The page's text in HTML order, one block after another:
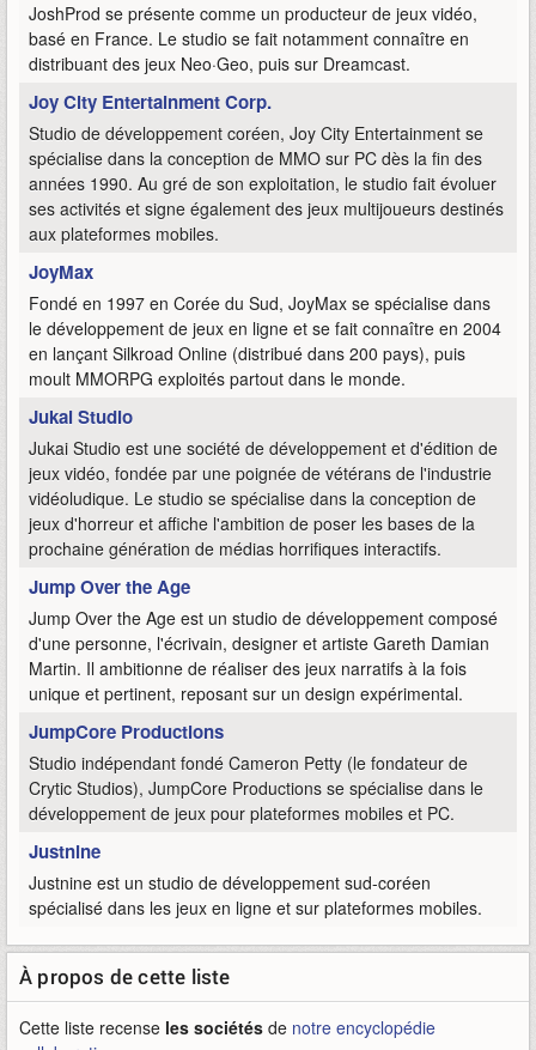
JoshProd se présente comme un producteur de jeux vidéo,
basé en France. Le studio se fait notamment connaître en
distribuant des jeux Neo·Geo, puis sur Dreamcast.
Joy City Entertainment Corp.
Studio de développement coréen, Joy City Entertainment se
spécialise dans la conception de MMO sur PC dès la fin des
années 1990. Au gré de son exploitation, le studio fait évoluer
ses activités et signe également des jeux multijoueurs destinés
aux plateformes mobiles.
JoyMax
Fondé en 1997 en Corée du Sud, JoyMax se spécialise dans
le développement de jeux en ligne et se fait connaître en 2004
en lançant Silkroad Online (distribué dans 200 pays), puis
moult MMORPG exploités partout dans le monde.
Jukai Studio
Jukai Studio est une société de développement et d'édition de
jeux vidéo, fondée par une poignée de vétérans de l'industrie
vidéoludique. Le studio se spécialise dans la conception de
jeux d'horreur et affiche l'ambition de poser les bases de la
prochaine génération de médias horrifiques interactifs.
Jump Over the Age
Jump Over the Age est un studio de développement composé
d'une personne, l'écrivain, designer et artiste Gareth Damian
Martin. Il ambitionne de réaliser des jeux narratifs à la fois
unique et pertinent, reposant sur un design expérimental.
JumpCore Productions
Studio indépendant fondé Cameron Petty (le fondateur de
Crytic Studios), JumpCore Productions se spécialise dans le
développement de jeux pour plateformes mobiles et PC.
Justnine
Justnine est un studio de développement sud-coréen
spécialisé dans les jeux en ligne et sur plateformes mobiles.
À propos de cette liste
Cette liste recense les sociétés de notre encyclopédie